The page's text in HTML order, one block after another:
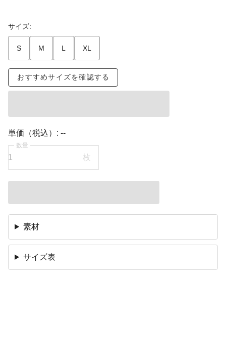
サイズ:
S M L XL
おすすめサイズを確認する
単価（税込）: --
枚
数量
素材
サイズ表